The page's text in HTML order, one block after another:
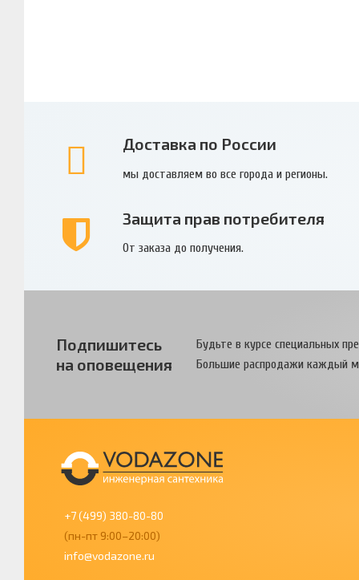
Доставка по России
мы доставляем во все города и регионы.
Защита прав потребителя
От заказа до получения.
Подпишитесь
на оповещения
Будьте в курсе специальных
Большие распродажи каждый
+7 (499) 380-80-80
(пн-пт 9:00–20:00)
info@vodazone.ru